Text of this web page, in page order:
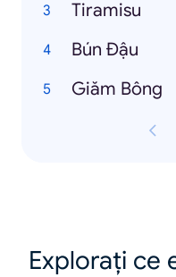
Tiramisu
Bún Đậu
Giăm Bông
Explorați ce